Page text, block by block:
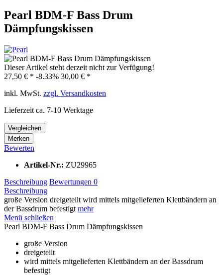
Pearl BDM-F Bass Drum
Dämpfungskissen
Dieser Artikel steht derzeit nicht zur Verfügung!
27,50 € * -8.33% 30,00 € *
inkl. MwSt. zzgl. Versandkosten
Lieferzeit ca. 7-10 Werktage
Vergleichen
Merken
Bewerten
Artikel-Nr.: ZU29965
Beschreibung Bewertungen 0
Beschreibung
große Version dreigeteilt wird mittels mitgelieferten Klettbändern an
der Bassdrum befestigt mehr
Menü schließen
Pearl BDM-F Bass Drum Dämpfungskissen
große Version
dreigeteilt
wird mittels mitgelieferten Klettbändern an der Bassdrum
befestigt